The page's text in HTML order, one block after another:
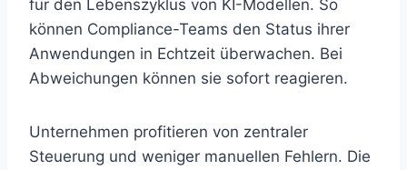
für den Lebenszyklus von KI-Modellen. So
können Compliance-Teams den Status ihrer
Anwendungen in Echtzeit überwachen. Bei
Abweichungen können sie sofort reagieren.
Unternehmen profitieren von zentraler
Steuerung und weniger manuellen Fehlern. Die